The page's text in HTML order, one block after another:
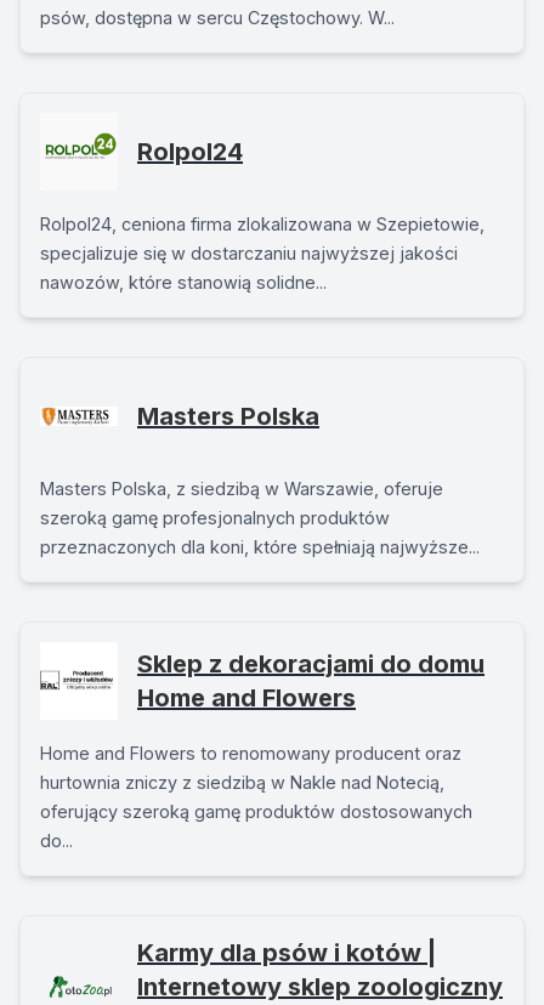
psów, dostępna w sercu Częstochowy. W...
Rolpol24
Rolpol24, ceniona firma zlokalizowana w Szepietowie,
specjalizuje się w dostarczaniu najwyższej jakości
nawozów, które stanowią solidne...
Masters Polska
Masters Polska, z siedzibą w Warszawie, oferuje
szeroką gamę profesjonalnych produktów
przeznaczonych dla koni, które spełniają najwyższe...
Sklep z dekoracjami do domu
Home and Flowers
Home and Flowers to renomowany producent oraz
hurtownia zniczy z siedzibą w Nakle nad Notecią,
oferujący szeroką gamę produktów dostosowanych
do...
Karmy dla psów i kotów |
Internetowy sklep zoologiczny